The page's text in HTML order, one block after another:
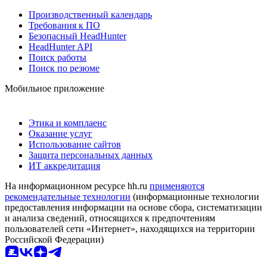
Производственный календарь
Требования к ПО
Безопасный HeadHunter
HeadHunter API
Поиск работы
Поиск по резюме
Мобильное приложение
Этика и комплаенс
Оказание услуг
Использование сайтов
Защита персональных данных
ИТ аккредитация
На информационном ресурсе hh.ru применяются
рекомендательные технологии (информационные технологии
предоставления информации на основе сбора, систематизации
и анализа сведений, относящихся к предпочтениям
пользователей сети «Интернет», находящихся на территории
Российской Федерации)